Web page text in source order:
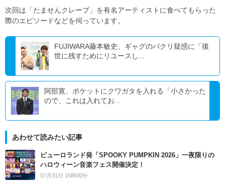
次回は「たませんクレープ」を有名アーティストに食べてもらった
際のエピソードなどを伺っています。
FUJIWARA藤本敏史、ギャグのパクリ疑惑に「後
世に残すためにリユースし...
阿部寛、ポケットにクワガタを入れる「小さかった
ので、これは入れてお...
あわせて読みたい記事
ピューロランド発「SPOOKY PUMPKIN 2026」一夜限りの
ハロウィーン音楽フェス開催決定！
07月31日 15時00分